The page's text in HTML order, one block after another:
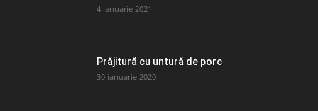
4 ianuarie 2021
Prăjitură cu untură de porc
30 ianuarie 2020